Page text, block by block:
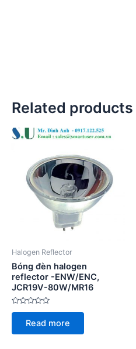
Related products
Halogen Reflector
Bóng đèn halogen
reflector -ENW/ENC,
JCR19V-80W/MR16
Rated
of
Read more